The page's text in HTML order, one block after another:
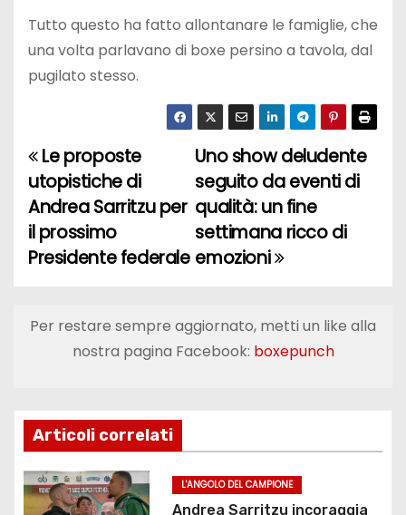
Tutto questo ha fatto allontanare le famiglie, che
una volta parlavano di boxe persino a tavola, dal
pugilato stesso.
N
a
v
g
i
o
n
Uno show deludente
seguito da eventi di
qualità: un fine
settimana ricco di
emozioni
Le proposte
utopistiche di
Andrea Sarritzu per
il prossimo
Presidente federale
Per restare sempre aggiornato, metti un like alla
nostra pagina Facebook: boxepunch
Articoli correlati
L'ANGOLO DEL CAMPIONE
Andrea Sarritzu incoraggia